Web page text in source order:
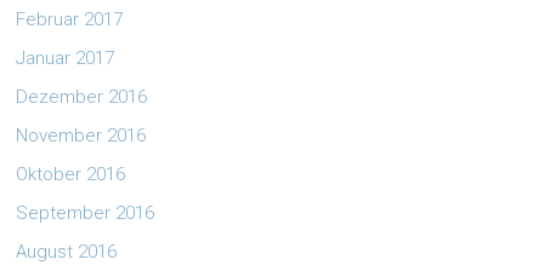
Februar 2017
Januar 2017
Dezember 2016
November 2016
Oktober 2016
September 2016
August 2016